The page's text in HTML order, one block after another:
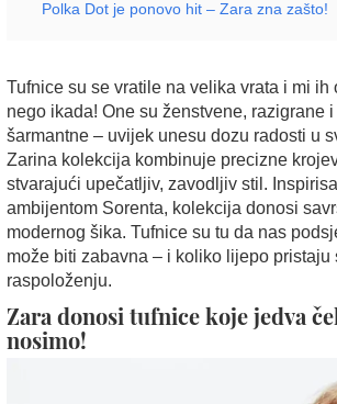
Polka Dot je ponovo hit – Zara zna zašto!
Tufnice su se vratile na velika vrata i mi ih
nego ikada! One su ženstvene, razigrane
šarmantne – uvijek unesu dozu radosti u
Zarina kolekcija kombinuje precizne
stvarajući upečatljiv, zavodljiv stil.
ambijentom Sorenta, kolekcija donosi
modernog šika. Tufnice su tu da nas
može biti zabavna – i koliko lijepo pristaju
raspoloženju.
Zara donosi tufnice koje jedva
nosimo!